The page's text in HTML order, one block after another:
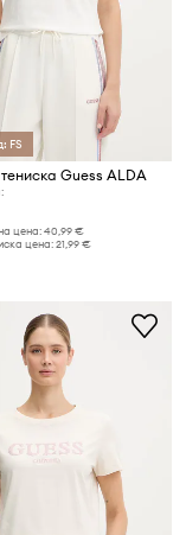
FS
Guess ALDA
цена:40,99 €
цена:21,99 €